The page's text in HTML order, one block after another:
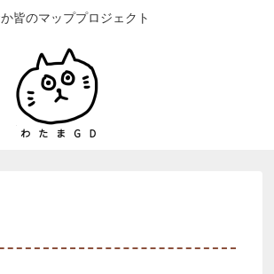
皆のマッププロジェクト